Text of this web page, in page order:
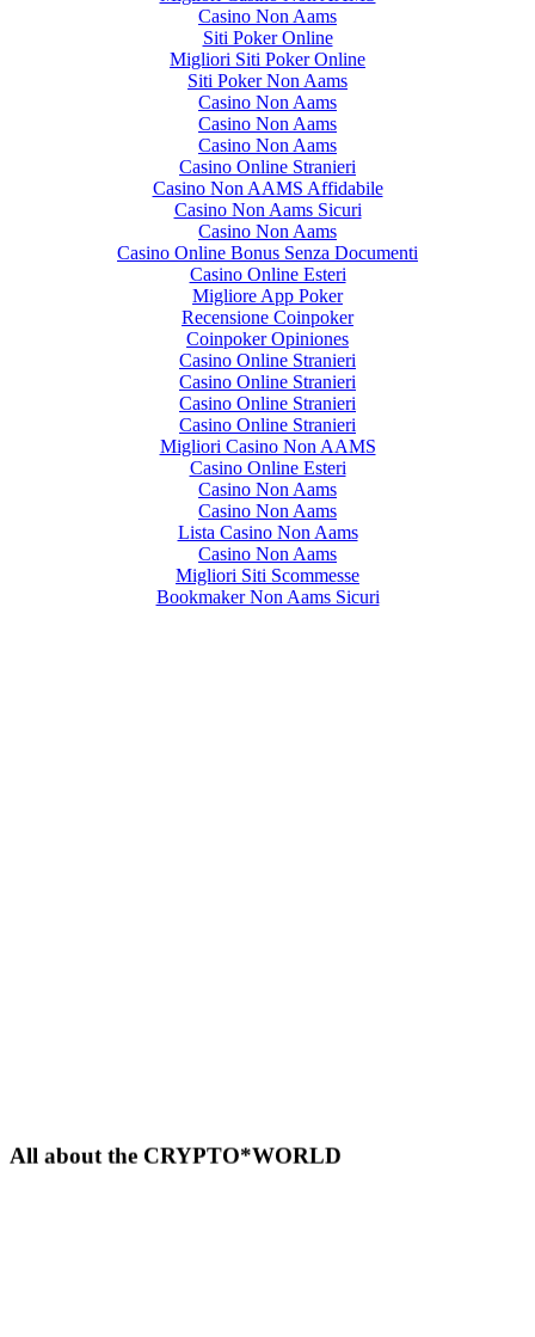
All about the CRYPTO*WORLD
Casino Non Aams
Siti Poker Online
Migliori Siti Poker Online
Siti Poker Non Aams
Casino Non Aams
Casino Non Aams
Casino Non Aams
Casino Online Stranieri
Casino Non AAMS Affidabile
Casino Non Aams Sicuri
Casino Non Aams
Casino Online Bonus Senza Documenti
Casino Online Esteri
Migliore App Poker
Recensione Coinpoker
Coinpoker Opiniones
Casino Online Stranieri
Casino Online Stranieri
Casino Online Stranieri
Casino Online Stranieri
Migliori Casino Non AAMS
Casino Online Esteri
Casino Non Aams
Casino Non Aams
Lista Casino Non Aams
Casino Non Aams
Migliori Siti Scommesse
Bookmaker Non Aams Sicuri